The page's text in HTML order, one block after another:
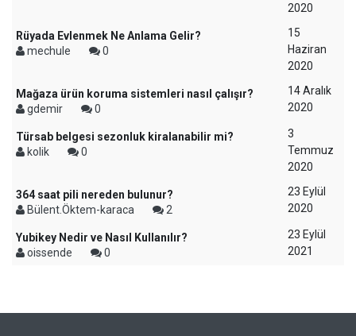
2020
Rüyada Evlenmek Ne Anlama Gelir?
mechule
0
15
Haziran
2020
Mağaza ürün koruma sistemleri nasıl çalışır?
gdemir
0
14 Aralık
2020
Türsab belgesi sezonluk kiralanabilir mi?
kolik
0
3
Temmuz
2020
364 saat pili nereden bulunur?
Bülent.Öktem-karaca
2
23 Eylül
2020
Yubikey Nedir ve Nasıl Kullanılır?
oissende
0
23 Eylül
2021